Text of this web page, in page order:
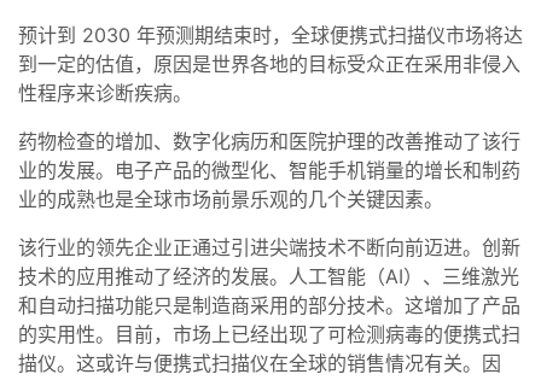
预计到 2030 年预测期结束时，全球便携式扫描仪市场将达
到一定的估值，原因是世界各地的目标受众正在采用非侵入
性程序来诊断疾病。
药物检查的增加、数字化病历和医院护理的改善推动了该行
业的发展。电子产品的微型化、智能手机销量的增长和制药
业的成熟也是全球市场前景乐观的几个关键因素。
该行业的领先企业正通过引进尖端技术不断向前迈进。创新
技术的应用推动了经济的发展。人工智能（AI）、三维激光
和自动扫描功能只是制造商采用的部分技术。这增加了产品
的实用性。目前，市场上已经出现了可检测病毒的便携式扫
描仪。这或许与便携式扫描仪在全球的销售情况有关。因